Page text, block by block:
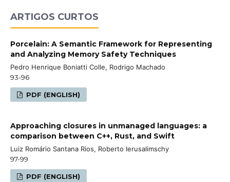
ARTIGOS CURTOS
Porcelain: A Semantic Framework for Representing
and Analyzing Memory Safety Techniques
Pedro Henrique Boniatti Colle, Rodrigo Machado
93-96
PDF (ENGLISH)
Approaching closures in unmanaged languages: a
comparison between C++, Rust, and Swift
Luiz Romário Santana Rios, Roberto Ierusalimschy
97-99
PDF (ENGLISH)